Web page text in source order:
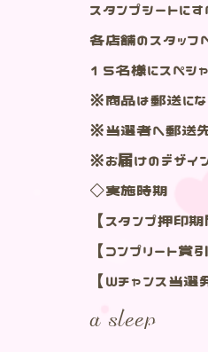
スタンプシートに
各店舗のスタッフ
15名様にスペシャ
※商品は郵送にな
※当選者へ郵送先
※お届けのデザイ
◇実施時期
【スタンプ押
【コンプリー
【Wチャンス当
a sleep